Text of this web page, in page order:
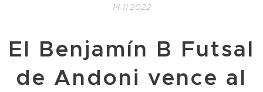
14.11.2022
El Benjamín B Futsal
de Andoni vence al